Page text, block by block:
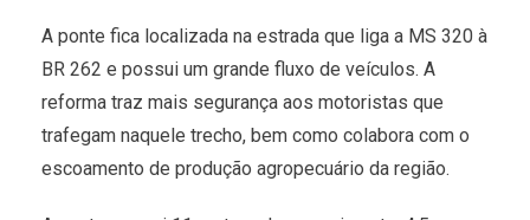
A ponte fica localizada na estrada que liga a MS 320 à
BR 262 e possui um grande fluxo de veículos. A
reforma traz mais segurança aos motoristas que
trafegam naquele trecho, bem como colabora com o
escoamento de produção agropecuário da região.